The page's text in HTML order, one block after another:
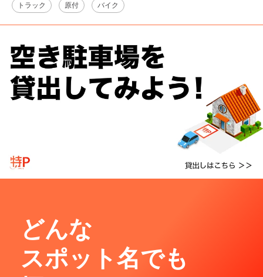
トラック 原付 バイク
どんな
スポット名でも